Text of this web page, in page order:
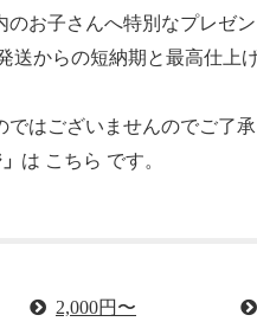
お子さんへ特別なプレゼ
送からの短納期と最高仕上
はございませんのでご了承
は こちら です。
2,000円〜